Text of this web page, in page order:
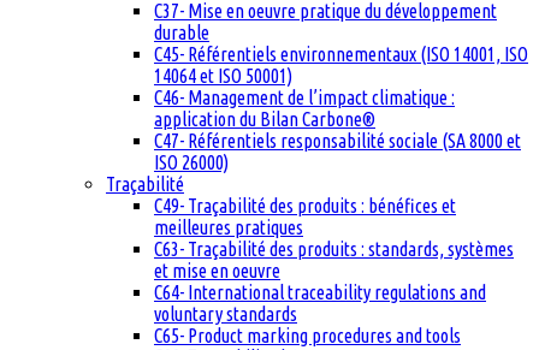
C37- Mise en oeuvre pratique du développement
durable
C45- Référentiels environnementaux (ISO 14001, ISO
14064 et ISO 50001)
C46- Management de l’impact climatique :
application du Bilan Carbone®
C47- Référentiels responsabilité sociale (SA 8000 et
ISO 26000)
Traçabilité
C49- Traçabilité des produits : bénéfices et
meilleures pratiques
C63- Traçabilité des produits : standards, systèmes
et mise en oeuvre
C64- International traceability regulations and
voluntary standards
C65- Product marking procedures and tools